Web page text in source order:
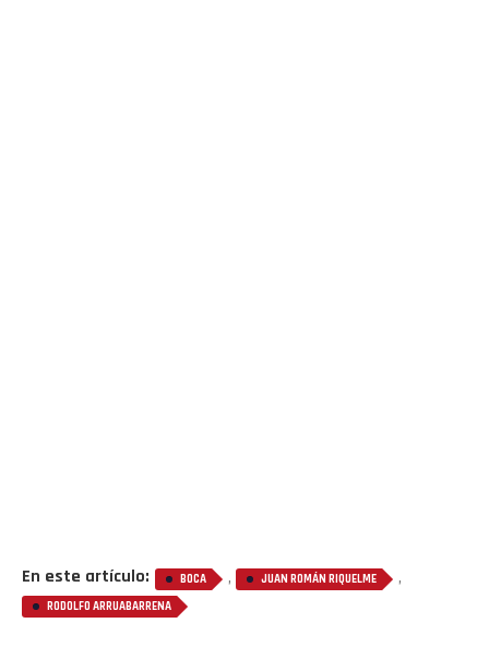
En este artículo: BOCA , JUAN ROMÁN RIQUELME ,
RODOLFO ARRUABARRENA